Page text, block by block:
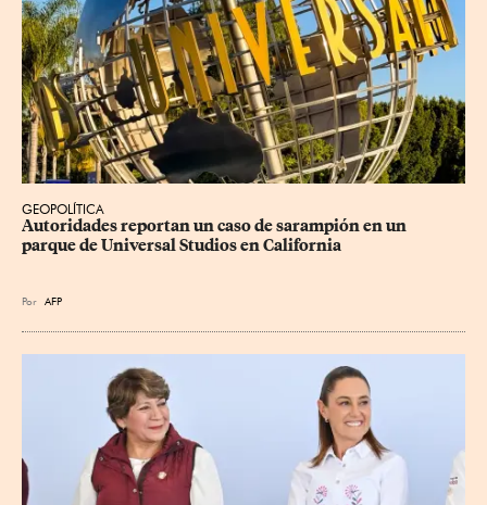
GEOPOLÍTICA
Autoridades reportan un caso de sarampión en un
parque de Universal Studios en California
Por AFP